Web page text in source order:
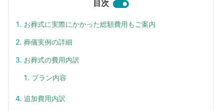
目次
お葬式に実際にかかった総額費用もご案内
葬儀実例の詳細
お葬式の費用内訳
プラン内容
追加費用内訳